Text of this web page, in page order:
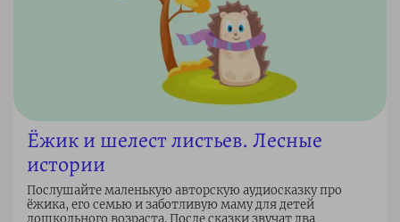
Ёжик и шелест листьев. Лесные
истории
Послушайте маленькую авторскую аудиосказку про
ёжика, его семью и заботливую маму для детей